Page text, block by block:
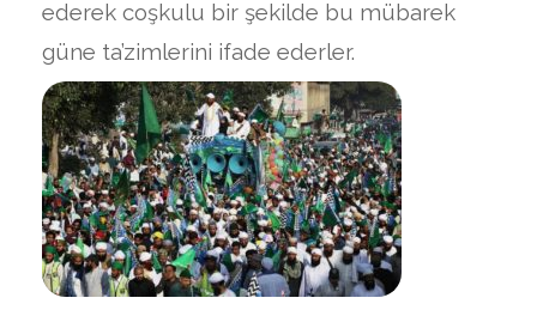
ederek coşkulu bir şekilde bu mübarek
güne ta’zimlerini ifade ederler.